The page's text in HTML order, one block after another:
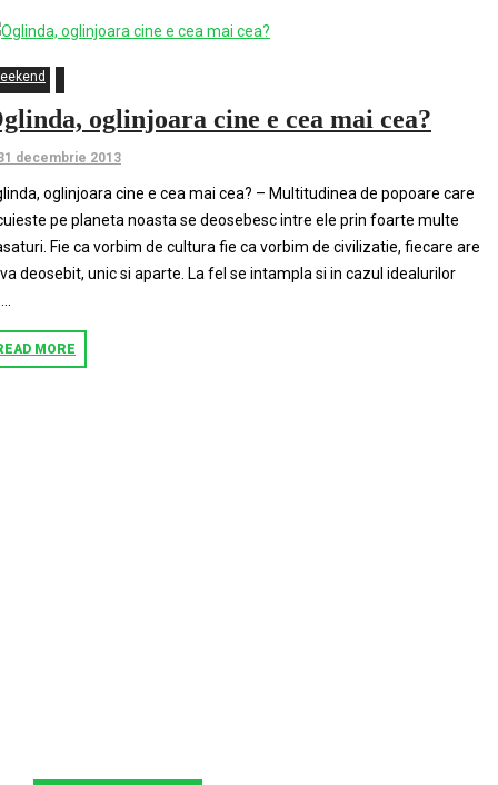
oglinjoara cine e cea mai cea?
decembrie 2013
oglinjoara cine e cea mai cea? – Multitudinea de popoare care
pe planeta noasta se deosebesc intre ele prin foarte multe
Fie ca vorbim de cultura fie ca vorbim de civilizatie, fiecare are
deosebit, unic si aparte. La fel se intampla si in cazul idealurilor
MORE